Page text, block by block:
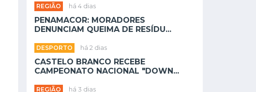
REGIÃO há 4 dias
PENAMACOR: MORADORES
DENUNCIAM QUEIMA DE RESÍDU...
DESPORTO há 2 dias
CASTELO BRANCO RECEBE
CAMPEONATO NACIONAL "DOWN...
REGIÃO há 3 dias